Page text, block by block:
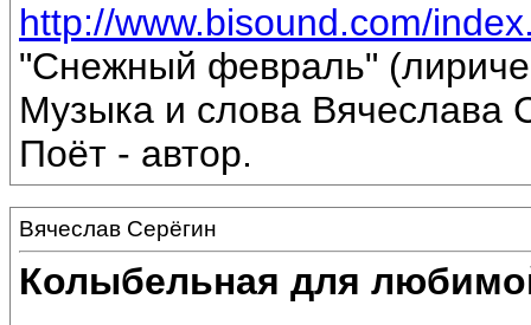
http://www.bisound.com/
"Снежный февраль"
Музыка и слова Вячеслава
Поёт - автор.
Вячеслав Серёгин
Колыбельная для